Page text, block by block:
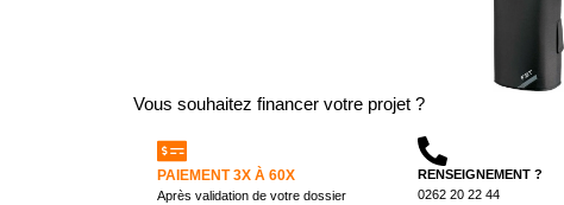
Vous souhaitez financer votre projet ?
PAIEMENT 3X À 60X
Après validation de votre dossier
RENSEIGNEMENT ?
0262 20 22 44